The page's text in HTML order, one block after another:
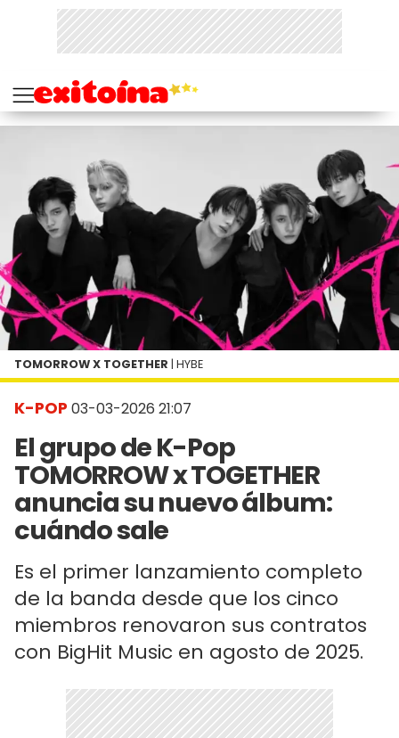
K-POP 03-03-2026 21:07
El grupo de K-Pop
TOMORROW x TOGETHER
anuncia su nuevo álbum:
cuándo sale
Es el primer lanzamiento completo
de la banda desde que los cinco
miembros renovaron sus contratos
con BigHit Music en agosto de 2025.
TOMORROW X TOGETHER | HYBE